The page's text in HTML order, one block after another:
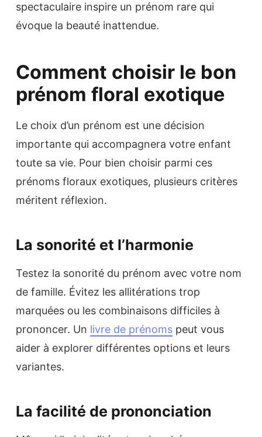
spectaculaire inspire un prénom rare qui
évoque la beauté inattendue.
Comment choisir le bon
prénom floral exotique
Le choix d’un prénom est une décision
importante qui accompagnera votre enfant
toute sa vie. Pour bien choisir parmi ces
prénoms floraux exotiques, plusieurs critères
méritent réflexion.
La sonorité et l’harmonie
Testez la sonorité du prénom avec votre nom
de famille. Évitez les allitérations trop
marquées ou les combinaisons difficiles à
prononcer. Un livre de prénoms peut vous
aider à explorer différentes options et leurs
variantes.
La facilité de prononciation